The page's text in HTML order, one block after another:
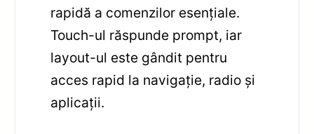
rapidă a comenzilor esențiale.
Touch-ul răspunde prompt, iar
layout-ul este gândit pentru
acces rapid la navigație, radio și
aplicații.